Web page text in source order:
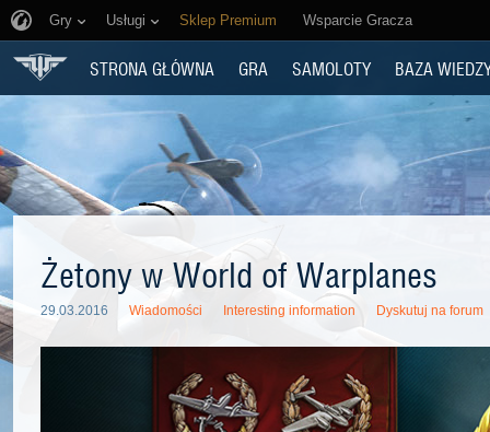
Gry Usługi Sklep Premium Wsparcie Gracza
STRONA GŁÓWNA GRA SAMOLOTY BAZA
Żetony w World of Warplanes
29.03.2016 Wiadomości Interesting information Dyskutuj na forum